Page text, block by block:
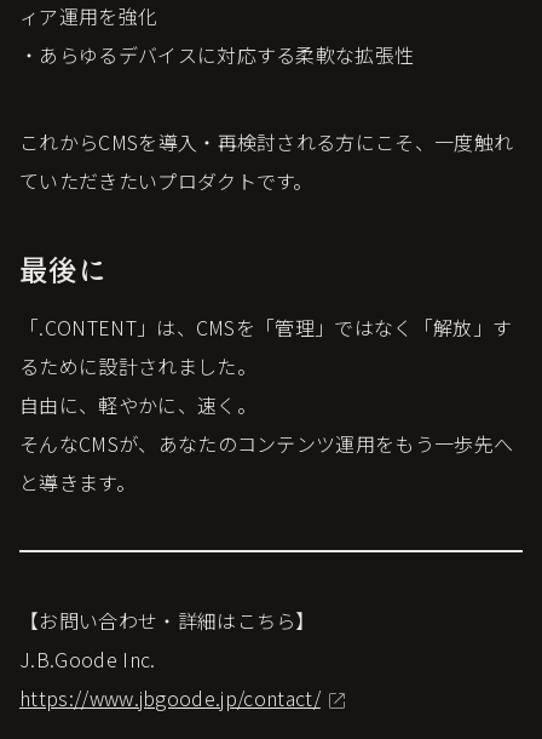
ィア運用を強化
・あらゆるデバイスに対応する柔軟な拡張性
これからCMSを導入・再検討される方にこそ、一度触れ
ていただきたいプロダクトです。
最後に
「.CONTENT」は、CMSを「管理」ではなく「解放」す
るために設計されました。
自由に、軽やかに、速く。
そんなCMSが、あなたのコンテンツ運用をもう一歩先へ
と導きます。
【お問い合わせ・詳細はこちら】
J.B.Goode Inc.
https://www.jbgoode.jp/contact/